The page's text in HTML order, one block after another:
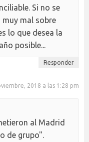
Si no se
mal sobre
lo que desea la
posible...
Responder
2018 a las 1:28 pm
al Madrid
de grupo".